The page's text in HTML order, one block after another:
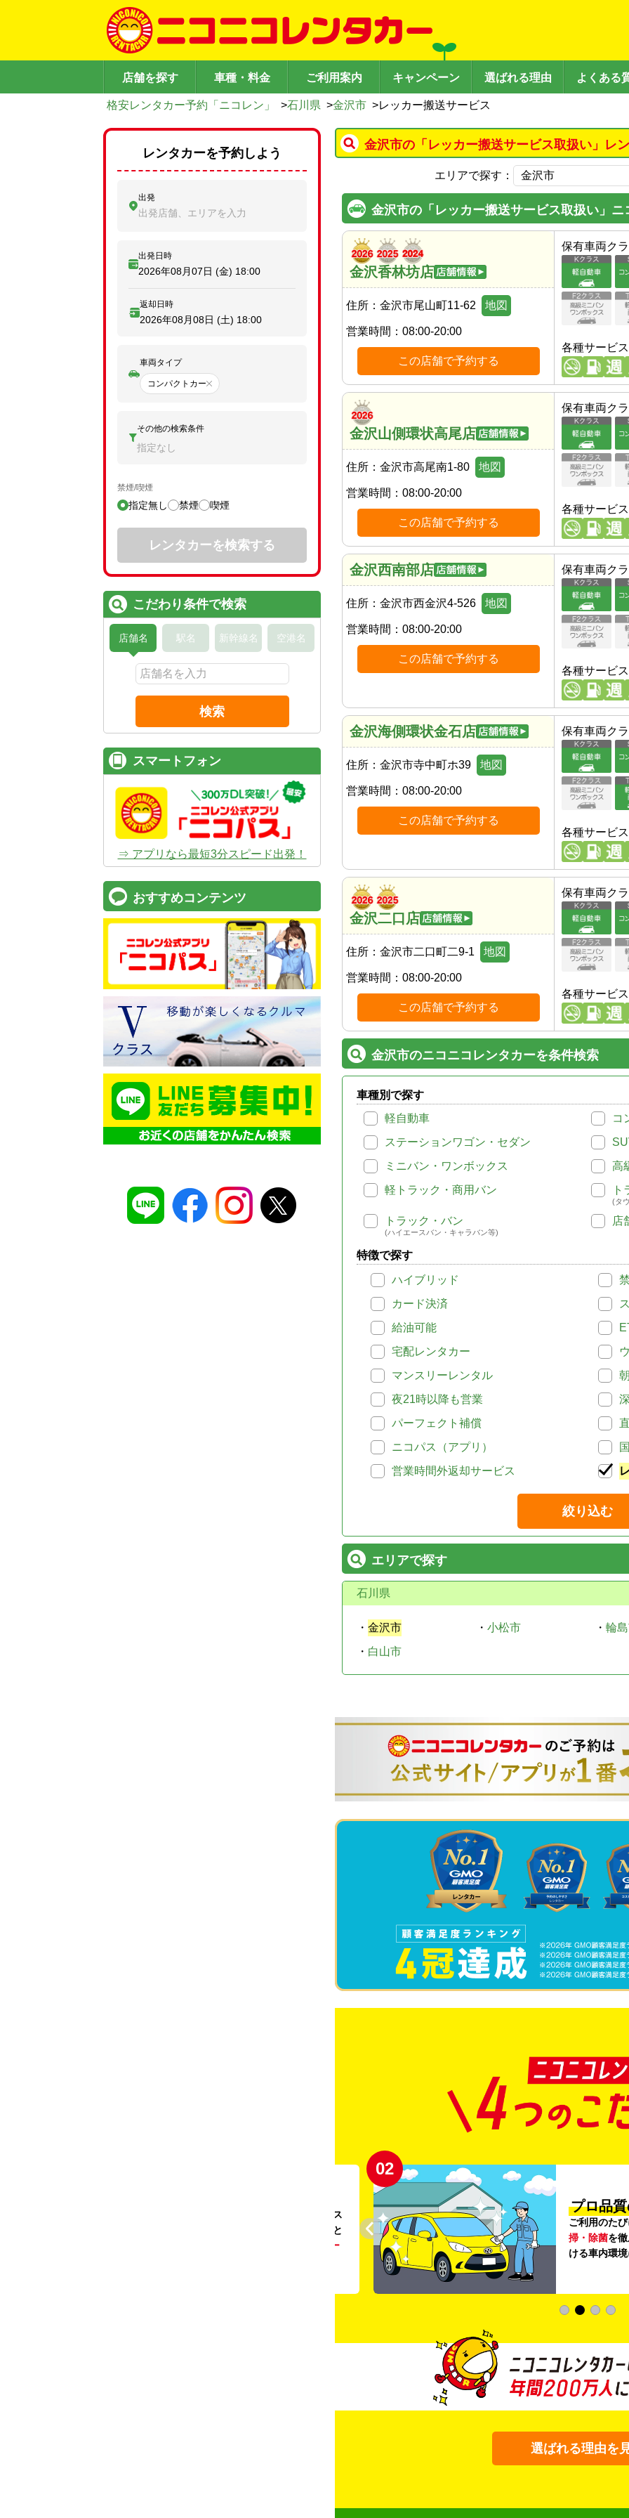
店舗を探す 車種・料金 ご利用案内 キャンペーン 選ばれる理由 よくある
格安レンタカー予約「ニコレン」 >石川県 >金沢市 >レッカー搬送サービス
金沢市の「レッカー搬送サービス取扱い」レ
エリアで探す：
金沢市の「レッカー搬送サービス取扱い」
金沢香林坊店
住所： 金沢市尾山町11-62 地図
営業時間： 08:00-20:00
この店舗で予約する
保有車両ク
各種サービス
金沢山側環状高尾店
住所： 金沢市高尾南1-80 地図
営業時間： 08:00-20:00
この店舗で予約する
保有車両ク
各種サービス
金沢西南部店
住所： 金沢市西金沢4-526 地図
営業時間： 08:00-20:00
この店舗で予約する
保有車両ク
各種サービス
金沢海側環状金石店
住所： 金沢市寺中町ホ39 地図
営業時間： 08:00-20:00
この店舗で予約する
保有車両ク
各種サービス
金沢二口店
住所： 金沢市二口町二9-1 地図
営業時間： 08:00-20:00
この店舗で予約する
保有車両ク
各種サービス
金沢市のニコニコレンタカーを条件検索
車種別で探す
軽自動車
コ
ステーションワゴン・セダン
ミニバン・ワンボックス
高
軽トラック・商用バン
ト
(タ
トラック・バン
(ハイエースバン・キャラバン等)
店
特徴で探す
ハイブリッド
カード決済
給油可能
宅配レンタカー
マンスリーレンタル
夜21時以降も営業
パーフェクト補償
ニコパス（アプリ）
営業時間外返却サービス
絞り込む
エリアで探す
石川県
・ 金沢市 ・ 小松市 ・ 輪
・ 白山市
。ガソリンス
タンドや整備工場の既存インフラを活用すること
リー
02
プロ品
ご利用のた
掃・除菌を
ける車内環
選ばれる理由を
レンタカーを予約しよう
出発
出発店舗、エリアを入力
出発日時
2026年08月07日 (金) 18:00
返却日時
2026年08月08日 (土) 18:00
車両タイプ
コンパクトカー
その他の検索条件
指定なし
禁煙/喫煙
指定無し 禁煙 喫煙
レンタカーを検索する
こだわり条件で検索
店舗名 駅名 新幹線名 空港名
検索
スマートフォン
⇒ アプリなら最短3分スピード出発！
おすすめコンテンツ